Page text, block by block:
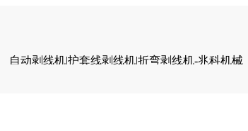
自动剥线机|护套线剥线机|折弯剥线机-兆科机械